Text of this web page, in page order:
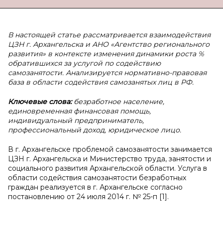
В настоящей статье рассматривается взаимодействия
ЦЗН г. Архангельска и АНО «Агентство регионального
развития» в контексте изменения динамики роста %
обратившихся за услугой по содействию
самозанятости. Анализируется нормативно-правовая
база в области содействия самозанятых лиц в РФ.
Ключевые слова:безработное население,
единовременная финансовая помощь,
индивидуальный предприниматель,
профессиональный доход, юридическое лицо.
В г. Архангельске проблемой самозанятости занимается
ЦЗН г. Архангельска и Министерство труда, занятости и
социального развития Архангельской области. Услуга в
области содействия самозанятости безработных
граждан реализуется в г. Архангельске согласно
постановлению от 24 июля 2014 г. № 25-п [1].